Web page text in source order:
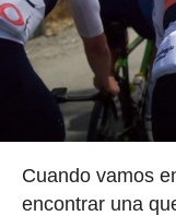
Cuando vamos
encontrar una